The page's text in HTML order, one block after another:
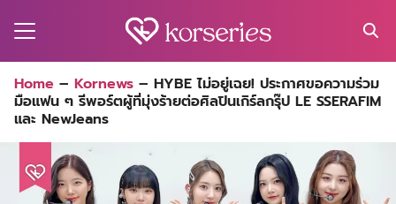
for:
Home – Kornews – HYBE ไม่อยู่เฉย! ประกาศขอความร่วม
มือแฟน ๆ รีพอร์ตผู้ที่มุ่งร้ายต่อศิลปินเกิร์ลกรุ๊ป LE SSERAFIM
และ NewJeans